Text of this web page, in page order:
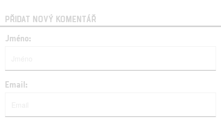
PŘIDAT NOVÝ KOMENTÁŘ
Jméno:
Email: